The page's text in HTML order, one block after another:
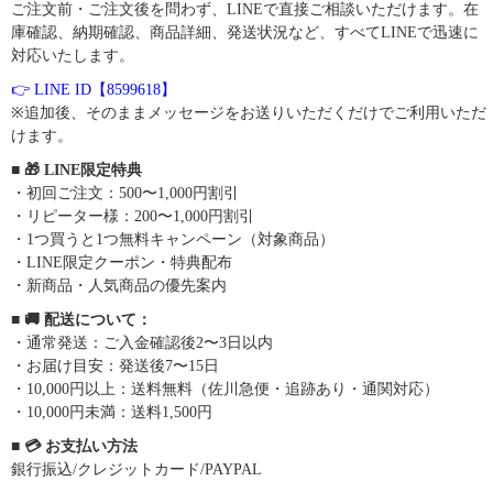
ご注文前・ご注文後を問わず、LINEで直接ご相談いただけます。在
庫確認、納期確認、商品詳細、発送状況など、すべてLINEで迅速に
対応いたします。
👉 LINE ID【8599618】
※追加後、そのままメッセージをお送りいただくだけでご利用いただ
けます。
■ 🎁 LINE限定特典
・初回ご注文：500〜1,000円割引
・リピーター様：200〜1,000円割引
・1つ買うと1つ無料キャンペーン（対象商品）
・LINE限定クーポン・特典配布
・新商品・人気商品の優先案内
■ 🚚 配送について：
・通常発送：ご入金確認後2〜3日以内
・お届け目安：発送後7〜15日
・10,000円以上：送料無料（佐川急便・追跡あり・通関対応）
・10,000円未満：送料1,500円
■ 💳 お支払い方法
銀行振込/クレジットカード/PAYPAL